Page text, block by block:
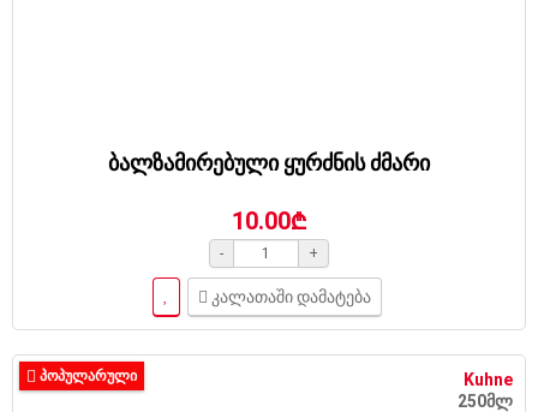
ბალზამირებული ყურძნის ძმარი
10.00₾
- +
კალათაში დამატება
Kuhne
250მლ
ᲞᲝᲞᲣᲚᲐᲠᲣᲚᲘ